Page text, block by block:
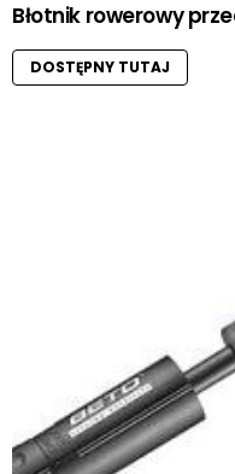
Błotnik rowerowy
DOSTĘPNY TUTAJ